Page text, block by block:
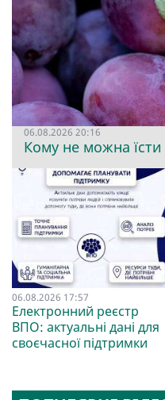
06.08.2026 20:16
Кому не можна їсти
06.08.2026 17:57
Електронний реєстр
ВПО: актуальні дані для
своєчасної підтримки